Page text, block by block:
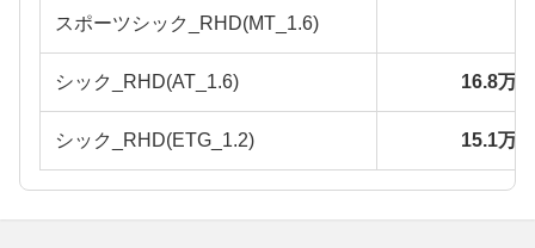
スポーツシック_RHD(MT_1.6)
シック_RHD(AT_1.6) 16.8万
シック_RHD(ETG_1.2) 15.1万